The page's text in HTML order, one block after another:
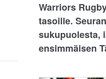
Warriors
tasoille.
sukupuolesta,
ensimmäisen